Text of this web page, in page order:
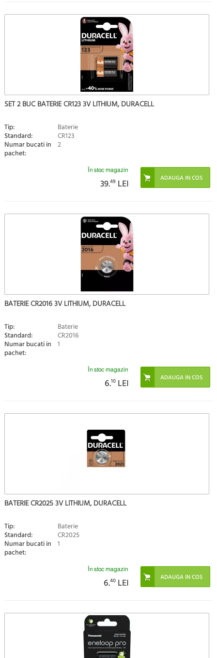
SET 2 BUC BATERIE CR123 3V LITHIUM, DURACELL
Tip: Baterie
Standard: CR123
Numar bucati in
pachet:
2
În stoc magazin
39.49 LEI
BATERIE CR2016 3V LITHIUM, DURACELL
Tip: Baterie
Standard: CR2016
Numar bucati in
pachet:
1
În stoc magazin
6.10 LEI
BATERIE CR2025 3V LITHIUM, DURACELL
Tip: Baterie
Standard: CR2025
Numar bucati in
pachet:
1
În stoc magazin
6.40 LEI